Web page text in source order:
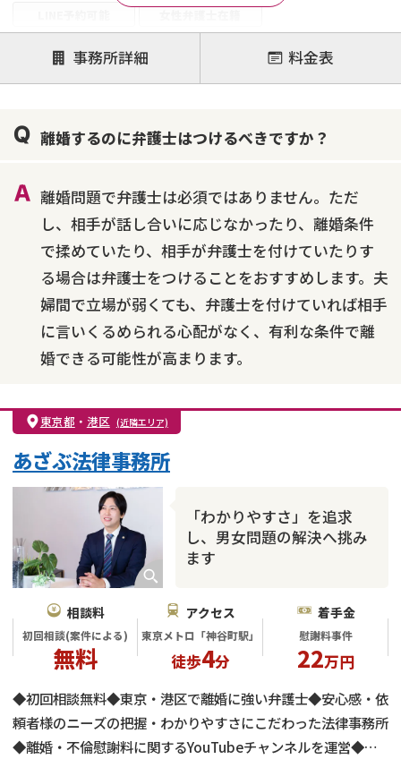
注力案件
離婚前相談
離婚調停
離婚裁判
不貞・不倫慰謝料請求
国際離婚
養育費問題
事務所詳細 料金表
離婚するのに弁護士はつけるべきですか？
離婚問題で弁護士は必須ではありません。ただ
し、相手が話し合いに応じなかったり、離婚条件
で揉めていたり、相手が弁護士を付けていたりす
る場合は弁護士をつけることをおすすめします。夫
婦間で立場が弱くても、弁護士を付けていれば相手
に言いくるめられる心配がなく、有利な条件で離
婚できる可能性が高まります。
東京都 ・ 港区 (近隣エリア)
「わかりやすさ」を追求
し、男女問題の解決へ挑み
ます
あざぶ法律事務所
相談料
初回相談(案件による)
無料
アクセス
東京メトロ「神谷町駅」
徒歩4分
着手金
慰謝料事件
22万円
◆初回相談無料◆東京・港区で離婚に強い弁護士◆安心感・依
頼者様のニーズの把握・わかりやすさにこだわった法律事務所
◆離婚・不倫慰謝料に関するYouTubeチャンネルを運営◆不